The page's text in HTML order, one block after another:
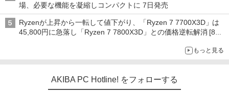
場、必要な機能を凝縮しコンパクトに 7日発売
Ryzenが上昇から一転して値下がり、「Ryzen 7 7700X3D」は
45,800円に急落し「Ryzen 7 7800X3D」との価格逆転解消 [8月
もっと見る
AKIBA PC Hotline! をフォローする